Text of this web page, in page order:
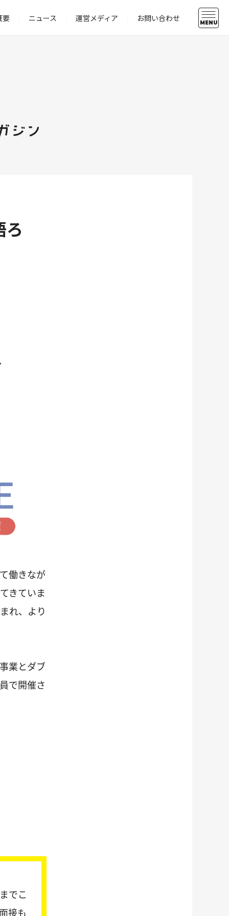
要 ニュース 運営メディア お問い合わせ MENU
ジン
働きなが
きていま
れ、より
業とダブ
で開催さ
でこ
接も